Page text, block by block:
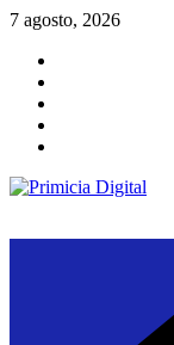
Saltar
contenido
7 agosto, 2026